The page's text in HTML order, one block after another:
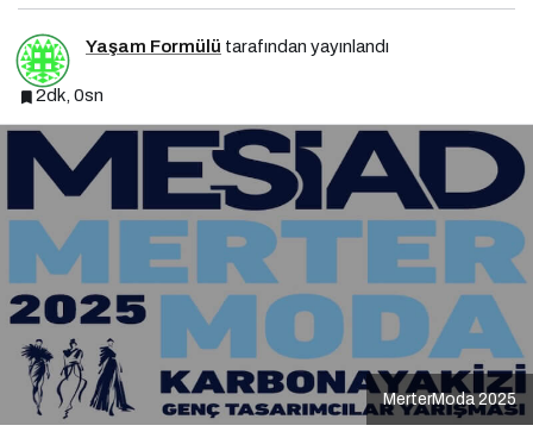
Yaşam Formülü tarafından yayınlandı
2dk, 0sn
MerterModa 2025